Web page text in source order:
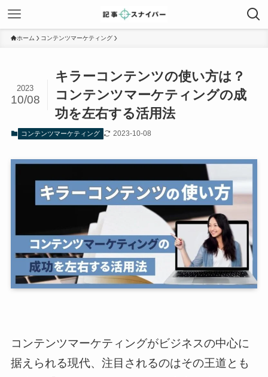
ホーム コンテンツマーケティング
キラーコンテンツの使い方は？
コンテンツマーケティングの成
功を左右する活用法
2023
10/08
コンテンツマーケティング 2023-10-08
コンテンツマーケティングがビジネスの中心に
据えられる現代、注目されるのはその王道とも